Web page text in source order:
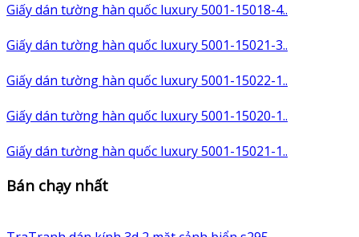
Giấy dán tường hàn quốc luxury 5001-15018-4..
Giấy dán tường hàn quốc luxury 5001-15021-3..
Giấy dán tường hàn quốc luxury 5001-15022-1..
Giấy dán tường hàn quốc luxury 5001-15020-1..
Giấy dán tường hàn quốc luxury 5001-15021-1..
Bán chạy nhất